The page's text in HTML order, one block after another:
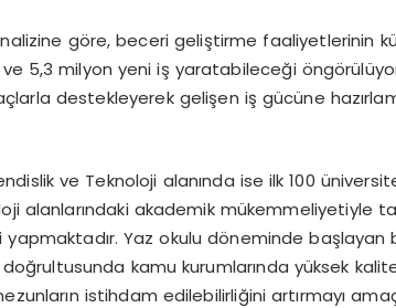
göre, beceri geliştirme faaliyetlerinin
5,3 milyon yeni iş yaratabileceği
destekleyerek gelişen iş gücüne
ve Teknoloji alanında ise ilk 100
alanlarındaki akademik mükemmeliyetiyle
Yaz okulu döneminde başlayan
kamu kurumlarında yüksek kaliteli
istihdam edilebilirliğini artırmayı